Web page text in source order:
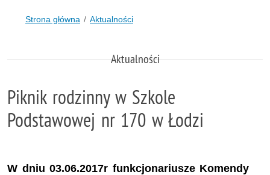
Strona główna Aktualności
Aktualności
Piknik rodzinny w Szkole
Podstawowej nr 170 w Łodzi
W dniu 03.06.2017r funkcjonariusze Komendy